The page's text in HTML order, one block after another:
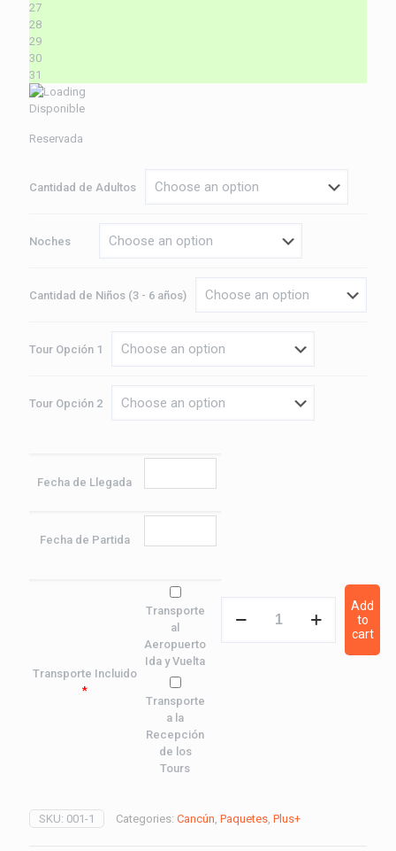
27
28
29
30
31
Disponible
Reservada
Cantidad de Adultos
Noches
Cantidad de Niños (3 - 6 años)
Tour Opción 1
Tour Opción 2
Fecha de Llegada
Fecha de Partida
Transporte Incluido
*
Transporte
al
Aeropuerto
Ida y Vuelta
Transporte
a la
Recepción
de los
Tours
Cancún
Add
to
cart
SKU: 001-1 Categories: Cancún, Paquetes, Plus+